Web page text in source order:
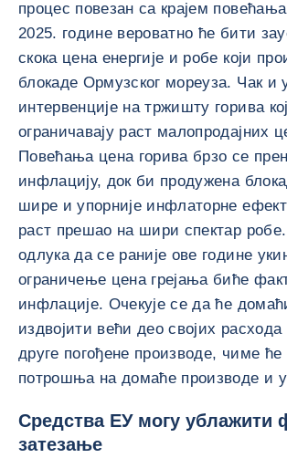
процес повезан са крајем
2025. године вероватно ће бити
скока цена енергије и робе који
блокаде Ормузског мореуза. Чак и
интервенције на тржишту горива
ограничавају раст малопродајних
Повећања цена горива брзо се
инфлацију, док би продужена
шире и упорније инфлаторне
раст прешао на шири спектар
одлука да се раније ове године
ограничење цена грејања биће
инфлације. Очекује се да ће
издвојити већи део својих расхода
друге погођене производе, чиме
потрошња на домаће производе и
Средства ЕУ могу ублажити
затезање